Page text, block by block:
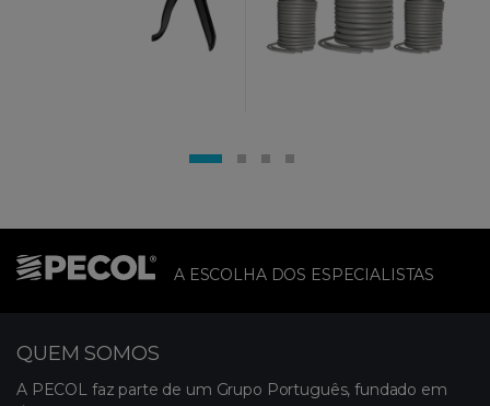
A ESCOLHA DOS ESPECIALISTAS
QUEM SOMOS
A PECOL faz parte de um Grupo Português, fundado em